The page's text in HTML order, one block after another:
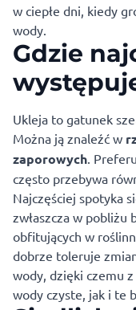
w ciepłe dni, kiedy
wody.
Gdzie
Ukleja to gatunek
Można ją znaleźć w
zaporowych.
często przebywa
Najczęściej spotyka
zwłaszcza w pobliżu
obfitujących w
dobrze toleruje
wody, dzięki czemu
wody czyste, jak i te